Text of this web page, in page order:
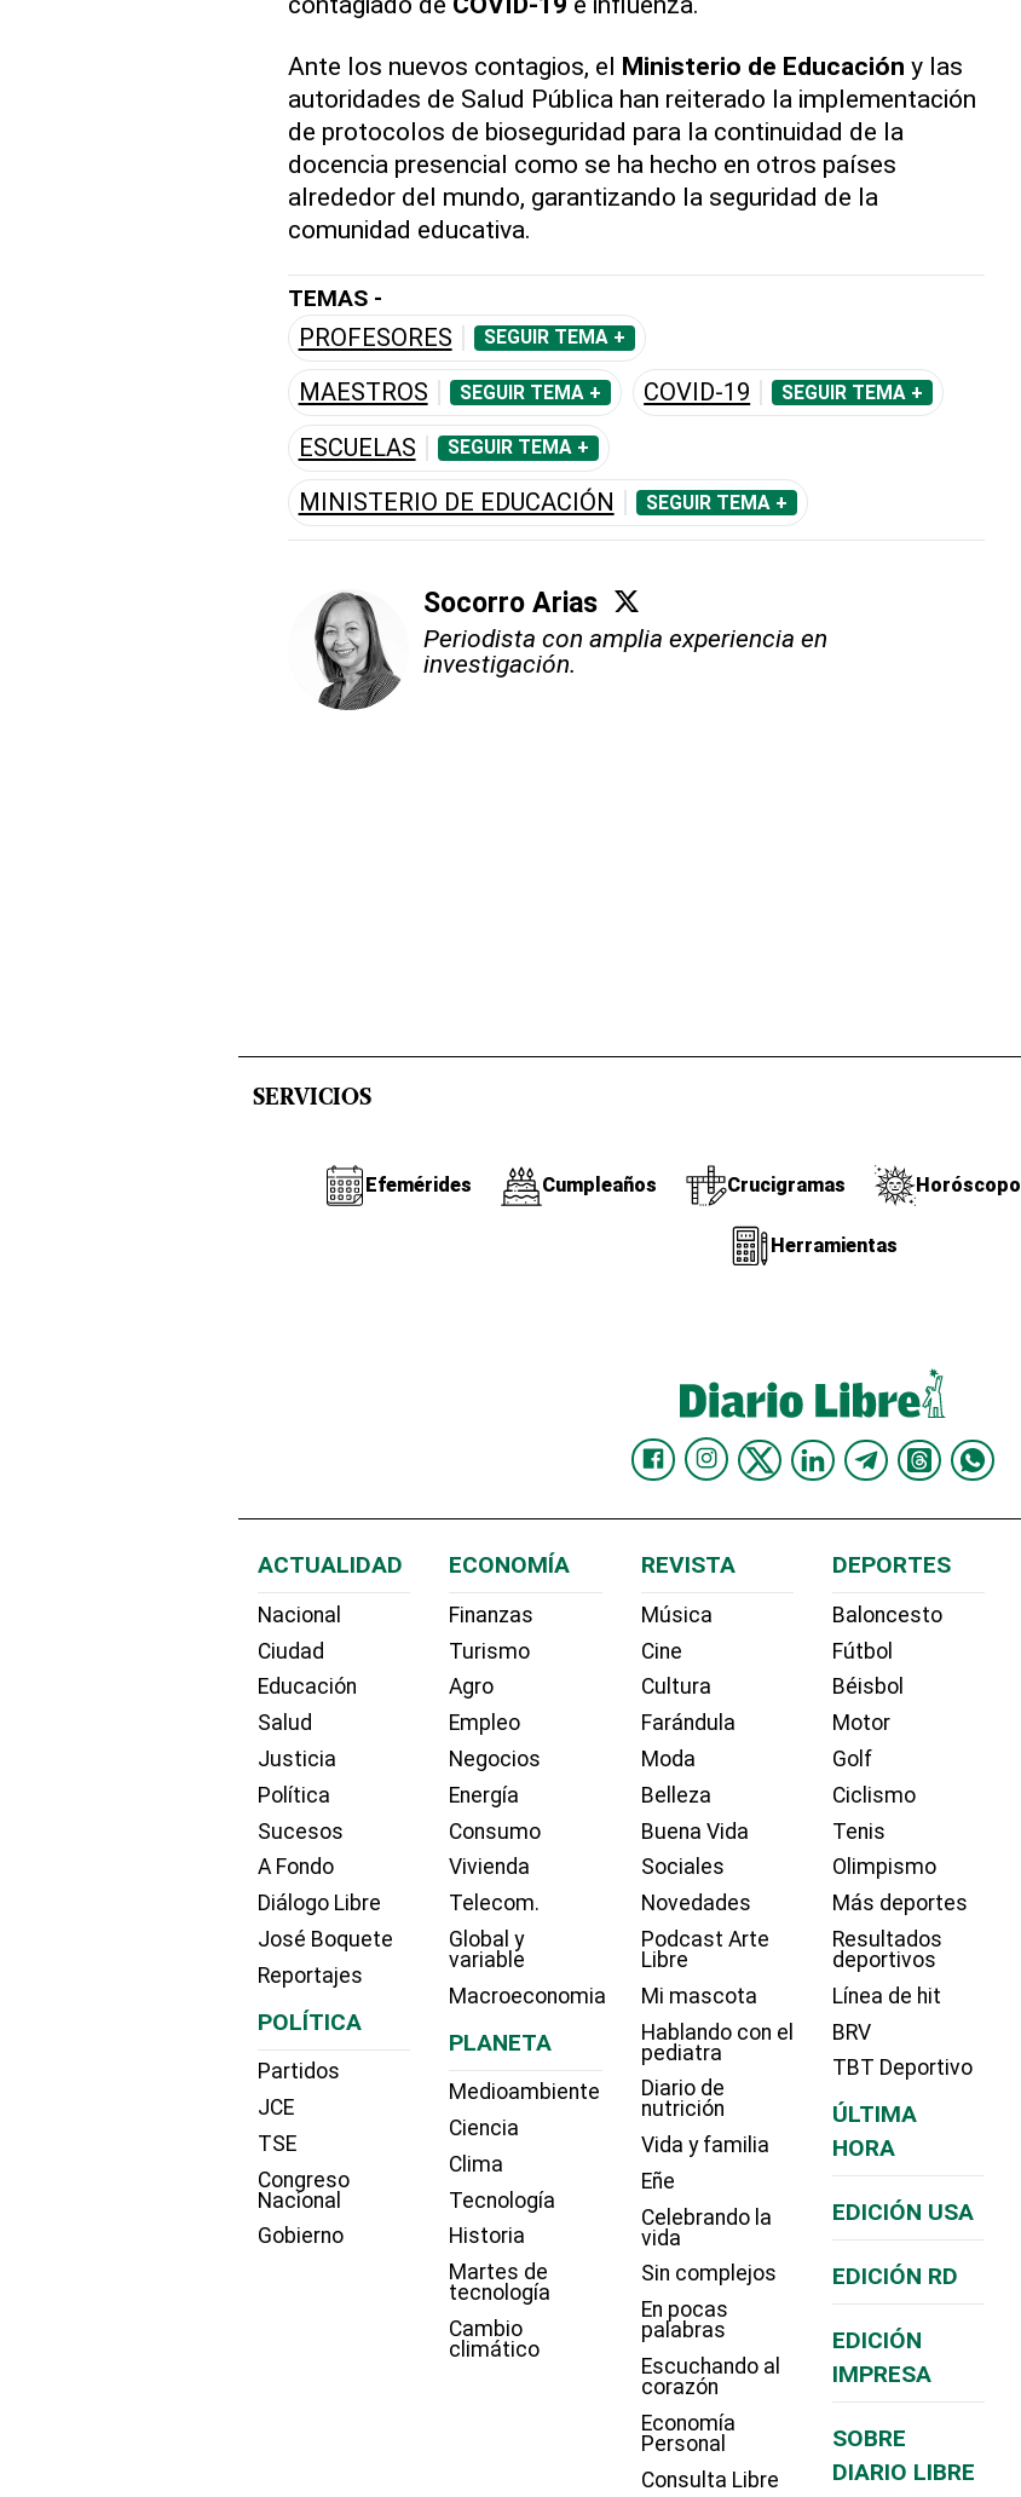
Ante los nuevos contagios, el Ministerio de Educación y las
autoridades de Salud Pública han reiterado la implementación
de protocolos de bioseguridad para la continuidad de la
docencia presencial como se ha hecho en otros países
alrededor del mundo, garantizando la seguridad de la
comunidad educativa.
TEMAS -
PROFESORES SEGUIR TEMA +
MAESTROS SEGUIR TEMA + COVID-19 SEGUIR TEMA +
ESCUELAS SEGUIR TEMA +
MINISTERIO DE EDUCACIÓN SEGUIR TEMA +
Socorro Arias
Periodista con amplia experiencia en
investigación.
SERVICIOS
Efemérides Cumpleaños Crucigramas Horóscopo
Herramientas
ACTUALIDAD
Nacional
Ciudad
Educación
Salud
Justicia
Política
Sucesos
A Fondo
Diálogo Libre
José Boquete
Reportajes
POLÍTICA
Partidos
JCE
TSE
Congreso
Nacional
Gobierno
ECONOMÍA
Finanzas
Turismo
Agro
Empleo
Negocios
Energía
Consumo
Vivienda
Telecom.
Global y
variable
Macroeconomia
PLANETA
Medioambiente
Ciencia
Clima
Tecnología
Historia
Martes de
tecnología
Cambio
climático
REVISTA
Música
Cine
Cultura
Farándula
Moda
Belleza
Buena Vida
Sociales
Novedades
Podcast Arte
Libre
Mi mascota
Hablando con el
pediatra
Diario de
nutrición
Vida y familia
Eñe
Celebrando la
vida
Sin complejos
En pocas
palabras
Escuchando al
corazón
Economía
Personal
Consulta Libre
DEPORTES
Baloncesto
Fútbol
Béisbol
Motor
Golf
Ciclismo
Tenis
Olimpismo
Más deportes
Resultados
deportivos
Línea de hit
BRV
TBT Deportivo
ÚLTIMA
HORA
EDICIÓN USA
EDICIÓN RD
EDICIÓN
IMPRESA
SOBRE
DIARIO LIBRE